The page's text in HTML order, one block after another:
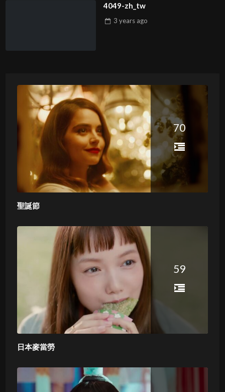
4049-zh_tw
3 years ago
70
聖誕節
59
日本麥當勞